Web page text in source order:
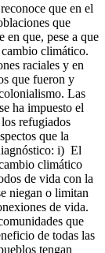
que en el
que
en que, pese a que
climático.
raciales y en
que fueron y
Las
ha impuesto el
refugiados
que la
i) El
climático
de vida con la
niegan o limitan
de vida.
que
de todas las
tengan